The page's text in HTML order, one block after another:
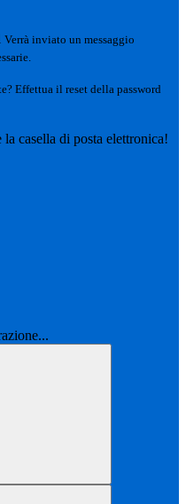
Verrà inviato un messaggio
Effettua il reset della password
casella di posta elettronica!